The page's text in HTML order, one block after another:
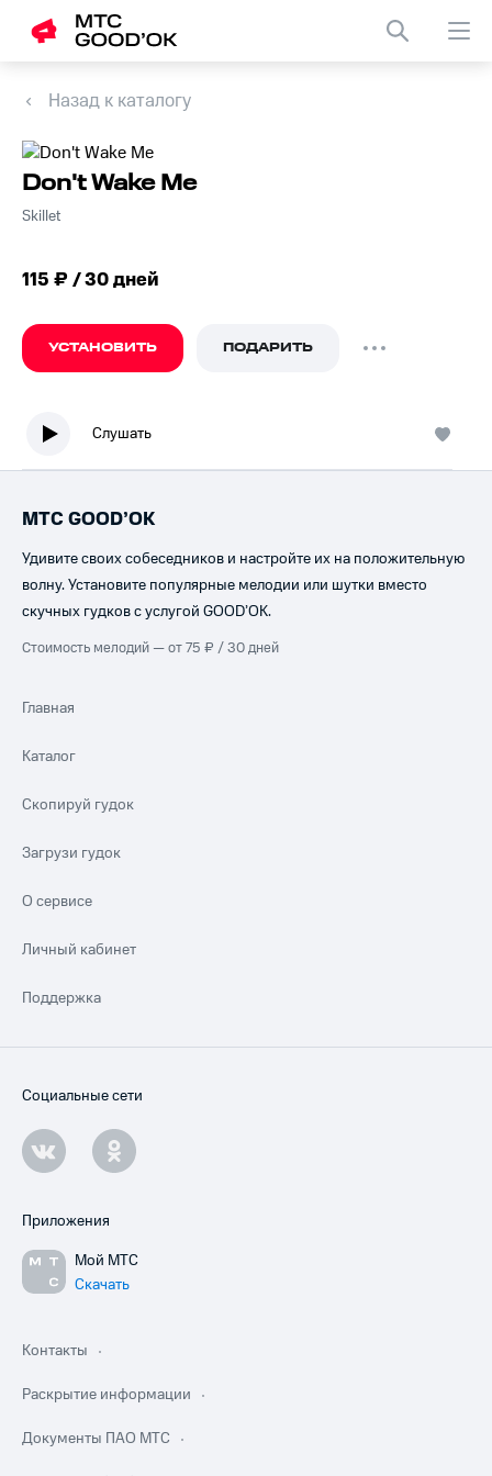
Назад к каталогу
Don't Wake Me
Skillet
115 ₽ / 30 дней
УСТАНОВИТЬ ПОДАРИТЬ
Слушать
МТС GOOD’OK
Удивите своих собеседников и настройте их на положительную
волну. Установите популярные мелодии или шутки вместо
скучных гудков с услугой GOOD’OK.
Стоимость мелодий — от 75 ₽ / 30 дней
Главная
Каталог
Скопируй гудок
Загрузи гудок
О сервисе
Личный кабинет
Поддержка
Социальные сети
Приложения
Мой МТС
Скачать
Контакты
Раскрытие информации
Документы ПАО МТС